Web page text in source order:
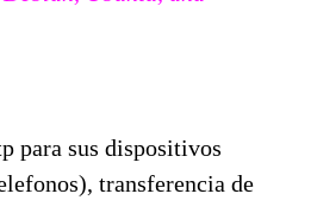
para sus dispositivos
transferencia de